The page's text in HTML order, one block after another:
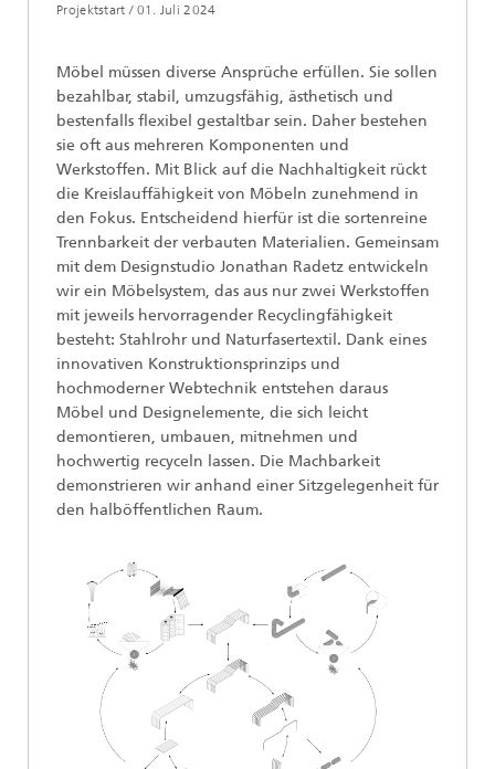
Projektstart / 01. Juli 2024
Möbel müssen diverse Ansprüche erfüllen. Sie sollen
bezahlbar, stabil, umzugsfähig, ästhetisch und
bestenfalls flexibel gestaltbar sein. Daher bestehen
sie oft aus mehreren Komponenten und
Werkstoffen. Mit Blick auf die Nachhaltigkeit rückt
die Kreislauffähigkeit von Möbeln zunehmend in
den Fokus. Entscheidend hierfür ist die sortenreine
Trennbarkeit der verbauten Materialien. Gemeinsam
mit dem Designstudio Jonathan Radetz entwickeln
wir ein Möbelsystem, das aus nur zwei Werkstoffen
mit jeweils hervorragender Recyclingfähigkeit
besteht: Stahlrohr und Naturfasertextil. Dank eines
innovativen Konstruktionsprinzips und
hochmoderner Webtechnik entstehen daraus
Möbel und Designelemente, die sich leicht
demontieren, umbauen, mitnehmen und
hochwertig recyceln lassen. Die Machbarkeit
demonstrieren wir anhand einer Sitzgelegenheit für
den halböffentlichen Raum.